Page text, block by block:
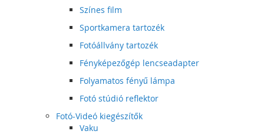
Színes film
Sportkamera tartozék
Fotóállvány tartozék
Fényképezőgép lencseadapter
Folyamatos fényű lámpa
Fotó stúdió reflektor
Fotó-Videó kiegészítők
Vaku